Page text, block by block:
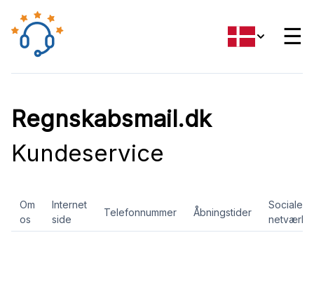
☰
Regnskabsmail.dk
Kundeservice
Om
os
Internet
side
Telefonnummer Åbningstider
Sociale
netværk